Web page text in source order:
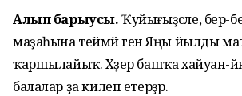
Алып барыусы.Ҡуйығыҙсәле, бер-
маҙаһына теймәй генә Яңы йылды
ҡаршылайыҡ. Хәҙер башҡа хайуан-
балалар ҙа килеп етерҙәр.